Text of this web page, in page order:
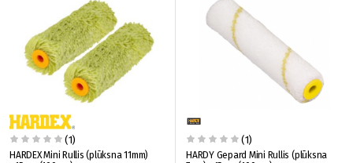
(1)
HARDEX Mini Rullis (plūksna 11mm)
(1)
HARDY Gepard Mini Rullis (plūksna